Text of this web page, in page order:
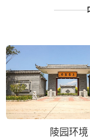
陵园环境